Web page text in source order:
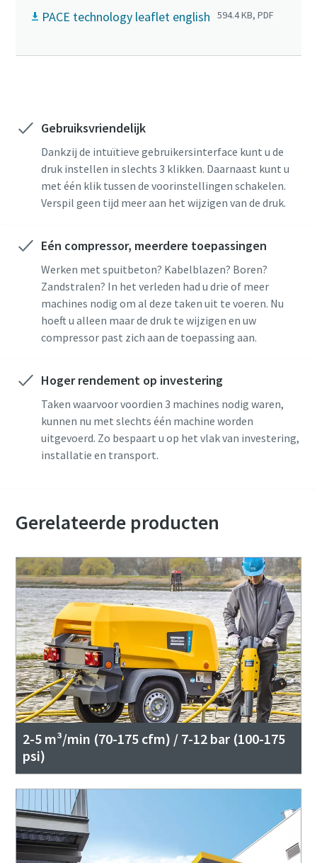
PACE technology leaflet english 594.4 KB, PDF
Gebruiksvriendelijk
Dankzij de intuïtieve gebruikersinterface kunt u de
druk instellen in slechts 3 klikken. Daarnaast kunt u
met één klik tussen de voorinstellingen schakelen.
Verspil geen tijd meer aan het wijzigen van de druk.
Eén compressor, meerdere toepassingen
Werken met spuitbeton? Kabelblazen? Boren?
Zandstralen? In het verleden had u drie of meer
machines nodig om al deze taken uit te voeren. Nu
hoeft u alleen maar de druk te wijzigen en uw
compressor past zich aan de toepassing aan.
Hoger rendement op investering
Taken waarvoor voordien 3 machines nodig waren,
kunnen nu met slechts één machine worden
uitgevoerd. Zo bespaart u op het vlak van investering,
installatie en transport.
Gerelateerde producten
2-5 m³/min (70-175 cfm) / 7-12 bar (100-175
psi)